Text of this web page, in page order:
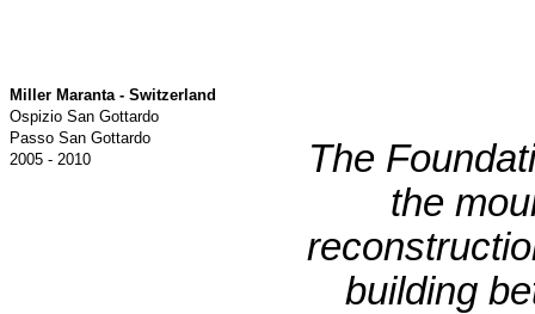
Miller Maranta - Switzerland
Ospizio San Gottardo
Passo San Gottardo
2005 - 2010
The
the
building